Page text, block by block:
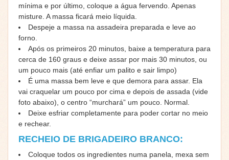
mínima e por último, coloque a água fervendo. Apenas
misture. A massa ficará meio líquida.
Despeje a massa na assadeira preparada e leve ao
forno.
Após os primeiros 20 minutos, baixe a temperatura para
cerca de 160 graus e deixe assar por mais 30 minutos, ou
um pouco mais (até enfiar um palito e sair limpo)
É uma massa bem leve e que demora para assar. Ela
vai craquelar um pouco por cima e depois de assada (vide
foto abaixo), o centro “murchará” um pouco. Normal.
Deixe esfriar completamente para poder cortar no meio
e rechear.
RECHEIO DE BRIGADEIRO BRANCO:
Coloque todos os ingredientes numa panela, mexa sem